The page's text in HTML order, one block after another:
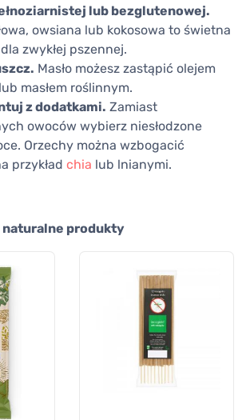
lub bezglutenowej.
owsiana lub kokosowa to świetna
zwykłej pszennej.
Masło możesz zastąpić olejem
masłem roślinnym.
z dodatkami. Zamiast
owoców wybierz niesłodzone
Orzechy można wzbogacić
przykład chia lub lnianymi.
naturalne produkty